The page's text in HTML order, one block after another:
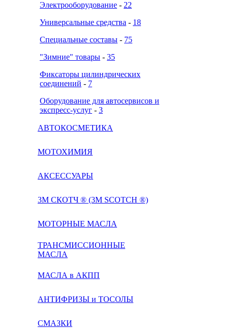
Электрооборудование - 22
Универсальные средства - 18
Специальные составы - 75
"Зимние" товары - 35
Фиксаторы цилиндрических
соединений - 7
Оборудование для автосервисов и
экспресс-услуг - 3
АВТОКОСМЕТИКА
МОТОХИМИЯ
АКСЕССУАРЫ
3М СКОТЧ ® (3M SCOTCH ®)
МОТОРНЫЕ МАСЛА
ТРАНСМИССИОННЫЕ
МАСЛА
МАСЛА в АКПП
АНТИФРИЗЫ и ТОСОЛЫ
СМАЗКИ